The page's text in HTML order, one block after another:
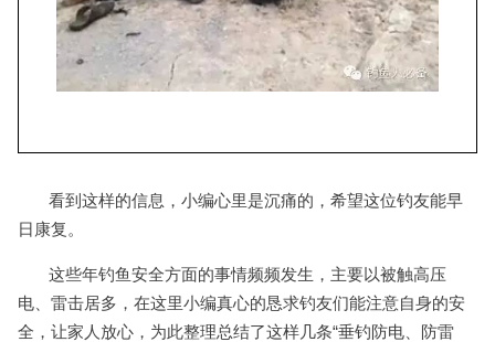
看到这样的信息， 小编心里是沉痛的，希望这位钓友能早
日康复。
这些年钓鱼安全方面的事情频频发生，主要以被触高压
电、雷击居多，在这里小编真心的恳求钓友们能注意自身的安
全，让家人放心，为此整理总结了这样几条“垂钓防电、防雷